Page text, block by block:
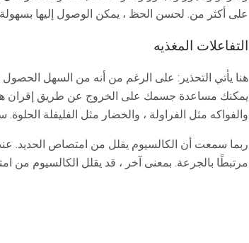
على أكثر من. لحسن الحظ ، يمكن الوصول إليها بسهولة
التفاعلات المغذيه
هنا يأتي التحذير: على الرغم من أنه من السهل الحصول
يمكنك مساعدة جسمك على الخروج عن طريق إقران
والفواكه مثل الفراولة ، والخضار مثل الفليفلة
ربما سمعت أن الكالسيوم يقلل من امتصاص الحديد.
مرتبطًا بالجرعة. بمعنى آخر ، قد يقلل الكالسيوم من